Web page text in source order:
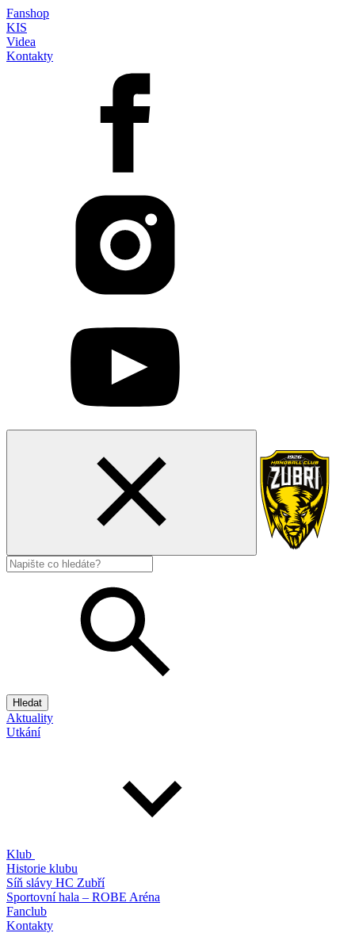
Fanshop
KIS
Videa
Kontakty
Hledat
Aktuality
Utkání
Klub
Historie klubu
Síň slávy HC Zubří
Sportovní hala – ROBE Aréna
Fanclub
Kontakty